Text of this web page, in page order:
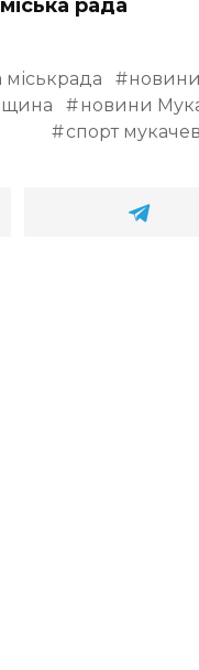
рада
міськрада новини
новини
спорт